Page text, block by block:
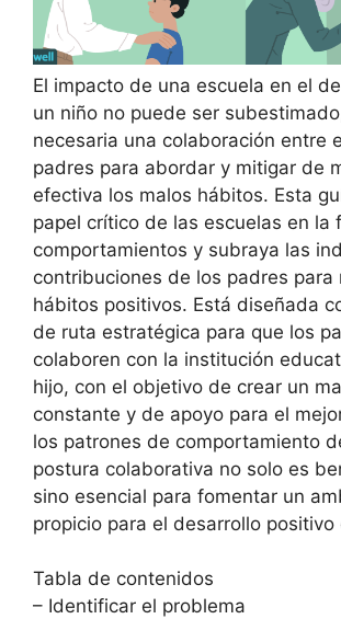
El impacto de una escuela en el
un niño no puede ser
necesaria una colaboración entre
padres para abordar y mitigar de
efectiva los malos hábitos. Esta
papel crítico de las escuelas en la
comportamientos y subraya las
contribuciones de los padres para
hábitos positivos. Está diseñada
de ruta estratégica para que los
colaboren con la institución
hijo, con el objetivo de crear un
constante y de apoyo para el
los patrones de comportamiento
postura colaborativa no solo es
sino esencial para fomentar un
propicio para el desarrollo positivo
Tabla de contenidos
– Identificar el problema